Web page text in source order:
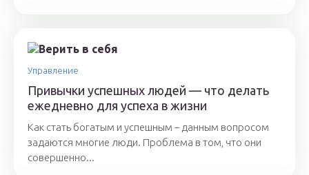
Управление
Привычки успешных людей — что делать
ежедневно для успеха в жизни
Как стать богатым и успешным – данным вопросом
задаются многие люди. Проблема в том, что они
совершенно...